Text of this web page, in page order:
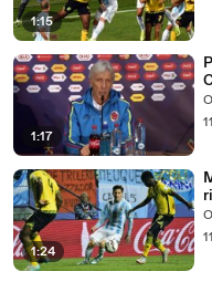
1:15
1:17
1:24